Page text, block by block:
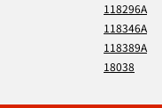
118296A
118346A
118389A
18038